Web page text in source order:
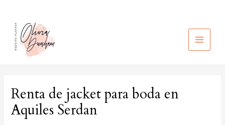
contenido
MAIN
Renta de jacket para boda en
Aquiles Serdan